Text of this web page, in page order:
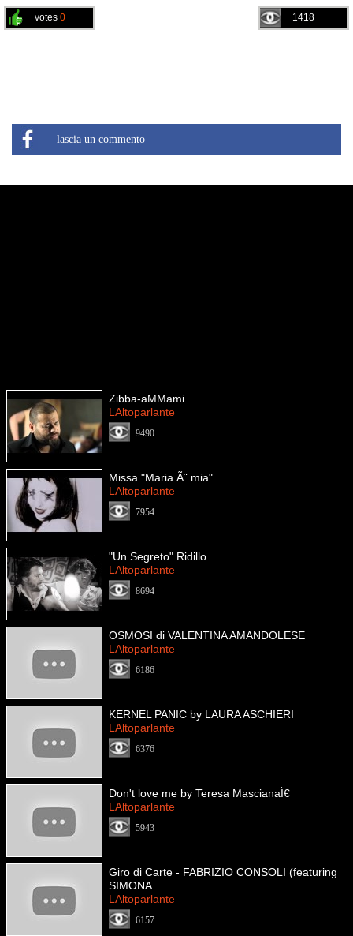
1418
votes 0
lascia un commento
Zibba-aMMami
LAltoparlante
9490
Missa "Maria Ã¨ mia"
LAltoparlante
7954
"Un Segreto" Ridillo
LAltoparlante
8694
OSMOSI di VALENTINA AMANDOLESE
LAltoparlante
6186
KERNEL PANIC by LAURA ASCHIERI
LAltoparlante
6376
Don't love me by Teresa MascianaÌ€
LAltoparlante
5943
Giro di Carte - FABRIZIO CONSOLI (featuring
SIMONA
LAltoparlante
6157